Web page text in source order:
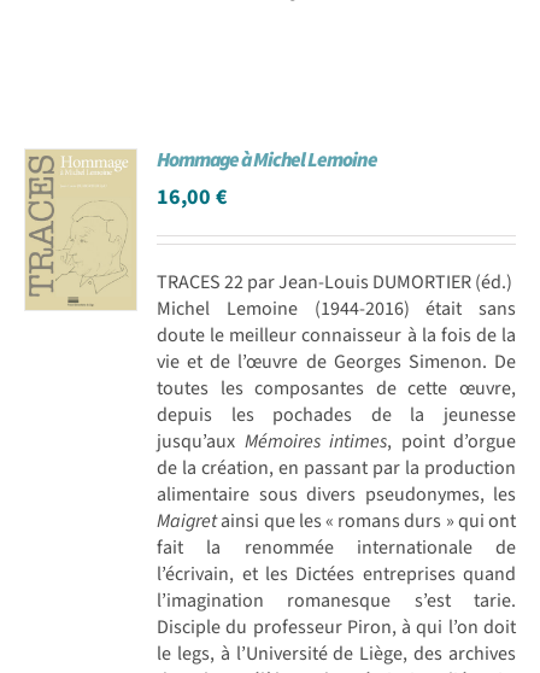
Hommage à Michel Lemoine
16,00€
TRACES 22 par Jean-Louis DUMORTIER (éd.)
Michel Lemoine (1944-2016) était sans
doute le meilleur connaisseur à la fois de la
vie et de l’œuvre de Georges Simenon. De
toutes les composantes de cette œuvre,
depuis les pochades de la jeunesse
jusqu’aux Mémoires intimes, point d’orgue
de la création, en passant par la production
alimentaire sous divers pseudonymes, les
Maigretainsi que les « romans durs » qui ont
fait la renommée internationale de
l’écrivain, et les Dictées entreprises quand
l’imagination romanesque s’est tarie.
Disciple du professeur Piron, à qui l’on doit
le legs, à l’Université de Liège, des archives